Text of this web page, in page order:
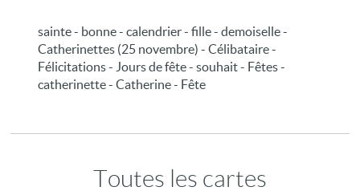
sainte - bonne - calendrier - fille - demoiselle -
Catherinettes (25 novembre) - Célibataire -
Félicitations - Jours de fête - souhait - Fêtes -
catherinette - Catherine - Fête
Toutes les cartes